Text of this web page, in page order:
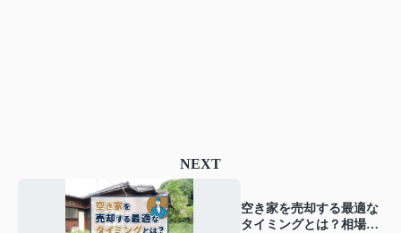
NEXT
空き家を売却する最適な
タイミングとは？相場の